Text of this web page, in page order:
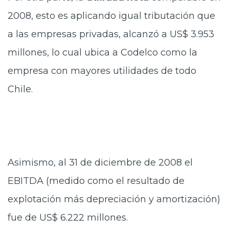
2008, esto es aplicando igual tributación que
a las empresas privadas, alcanzó a US$ 3.953
millones, lo cual ubica a Codelco como la
empresa con mayores utilidades de todo
Chile.
Asimismo, al 31 de diciembre de 2008 el
EBITDA (medido como el resultado de
explotación más depreciación y amortización)
fue de US$ 6.222 millones.